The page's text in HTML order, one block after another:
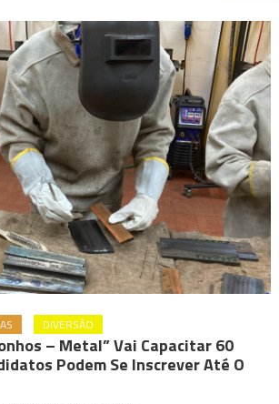
DIVERSÃO
– Metal” Vai Capacitar 60
Podem Se Inscrever Até O